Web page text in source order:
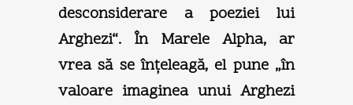
desconsiderare a poeziei lui
Arghezi“. În Marele Alpha, ar
vrea să se înţeleagă, el pune „în
valoare imaginea unui Arghezi